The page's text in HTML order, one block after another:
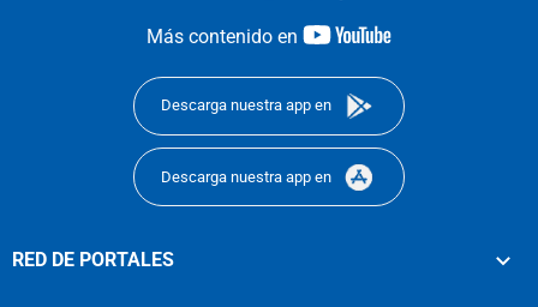
Más contenido en
youtube-
Descarga nuestra app en
Descarga nuestra app en
RED DE PORTALES